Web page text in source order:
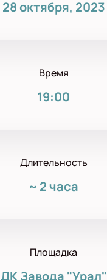
28 октября, 2023
Время
19:00
Длительность
~ 2 часа
Площадка
ДК Завода "Урал"